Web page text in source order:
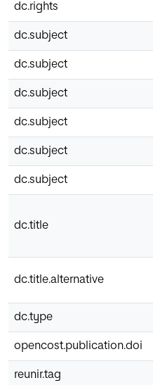
dc.rights
dc.subject
dc.subject
dc.subject
dc.subject
dc.subject
dc.subject
dc.title
dc.title.alternative
dc.type
opencost.publication.doi
reunir.tag